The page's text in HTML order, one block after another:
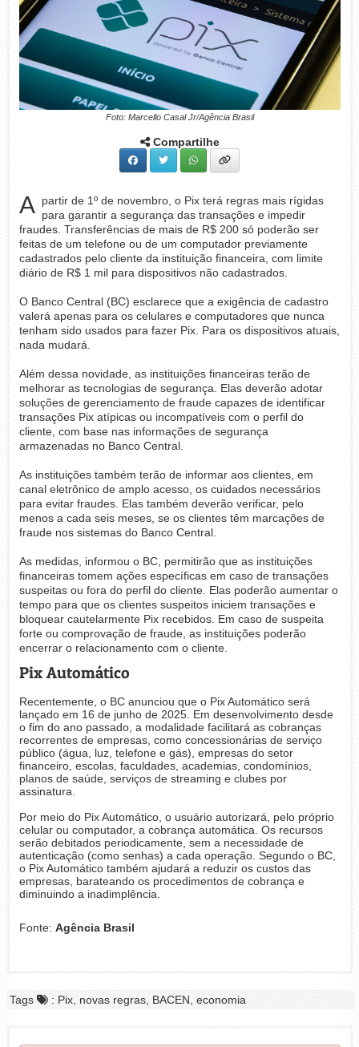
Foto: Marcello Casal Jr/Agência Brasil
Compartilhe
A partir de 1º de novembro, o Pix terá regras mais rígidas
para garantir a segurança das transações e impedir
fraudes. Transferências de mais de R$ 200 só poderão ser
feitas de um telefone ou de um computador previamente
cadastrados pelo cliente da instituição financeira, com limite
diário de R$ 1 mil para dispositivos não cadastrados.
O Banco Central (BC) esclarece que a exigência de cadastro
valerá apenas para os celulares e computadores que nunca
tenham sido usados para fazer Pix. Para os dispositivos atuais,
nada mudará.
Além dessa novidade, as instituições financeiras terão de
melhorar as tecnologias de segurança. Elas deverão adotar
soluções de gerenciamento de fraude capazes de identificar
transações Pix atípicas ou incompatíveis com o perfil do
cliente, com base nas informações de segurança
armazenadas no Banco Central.
As instituições também terão de informar aos clientes, em
canal eletrônico de amplo acesso, os cuidados necessários
para evitar fraudes. Elas também deverão verificar, pelo
menos a cada seis meses, se os clientes têm marcações de
fraude nos sistemas do Banco Central.
As medidas, informou o BC, permitirão que as instituições
financeiras tomem ações específicas em caso de transações
suspeitas ou fora do perfil do cliente. Elas poderão aumentar o
tempo para que os clientes suspeitos iniciem transações e
bloquear cautelarmente Pix recebidos. Em caso de suspeita
forte ou comprovação de fraude, as instituições poderão
encerrar o relacionamento com o cliente.
Pix Automático
Recentemente, o BC anunciou que o Pix Automático será
lançado em 16 de junho de 2025. Em desenvolvimento desde
o fim do ano passado, a modalidade facilitará as cobranças
recorrentes de empresas, como concessionárias de serviço
público (água, luz, telefone e gás), empresas do setor
financeiro, escolas, faculdades, academias, condomínios,
planos de saúde, serviços de streaming e clubes por
assinatura.
Por meio do Pix Automático, o usuário autorizará, pelo próprio
celular ou computador, a cobrança automática. Os recursos
serão debitados periodicamente, sem a necessidade de
autenticação (como senhas) a cada operação. Segundo o BC,
o Pix Automático também ajudará a reduzir os custos das
empresas, barateando os procedimentos de cobrança e
diminuindo a inadimplência.
Fonte: Agência Brasil
Tags : Pix, novas regras, BACEN, economia